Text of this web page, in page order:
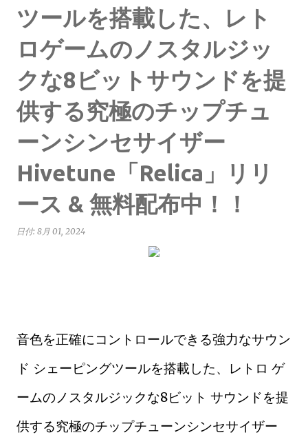
ツールを搭載した、レト
ロゲームのノスタルジッ
クな8ビットサウンドを提
供する究極のチップチュ
ーンシンセサイザー
Hivetune「Relica」リリ
ース & 無料配布中！！
日付: 8月 01, 2024
音色を正確にコントロールできる強力なサウン
ド シェーピングツールを搭載した、レトロ ゲ
ームのノスタルジックな8ビット サウンドを提
供する究極のチップチューンシンセサイザー